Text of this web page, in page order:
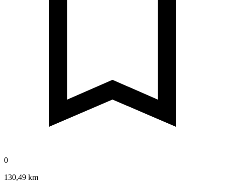
0
130,49 km